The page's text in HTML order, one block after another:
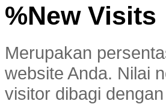
%New Visits
Merupakan
website Anda. Nilai
visitor dibagi